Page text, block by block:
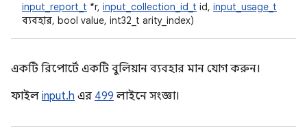
input_report_t *r, input_collection_id_t id, input_usage_t
ব্যবহার, bool value, int32_t arity_index)
একটি রিপোর্টে একটি বুলিয়ান ব্যবহার মান যোগ করুন।
ফাইল input.h এর 499 লাইনে সংজ্ঞা।